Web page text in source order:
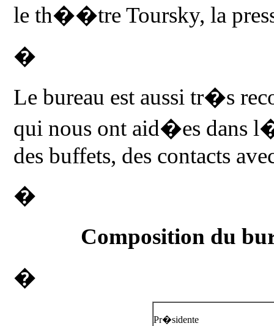
le th��tre Toursky, la
�
Le bureau est aussi tr�s
qui nous ont aid�es dans
des buffets, des contacts
�
Composition du
�
Pr�sidente